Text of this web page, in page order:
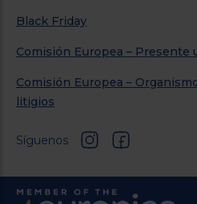
Black Friday
Comisión Europea – Presente
Comisión Europea –
litigios
Síguenos